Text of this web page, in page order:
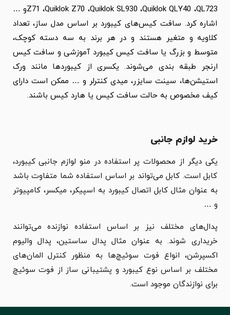
Z71 ،Quiklok Z70 ،Quiklok SL930 ،Quiklok QLY40 ،QL723و …
اشاره کرد. سافت کیس‌های کیبورد بر اساس مدل ساز، تعداد
کلاویه و متغیر هستند و در هر برند به سه دسته کوچک،
متوسط و بزرگ یا سافت کیس کیبورد آموزشی و سافت کیس
ارنجر طبقه بندی می‌شوند. یکسری از کیبوردها مانند ورک
استیشن‌ها، سینت سایزر، میدی کنترلر و … ممکن است دارای
کیف مخصوص به حالت سافت کیس یا هارد کیس باشند.
خرید لوازم جانبی
یکی دیگر از محصولات پر استفاده در منو لوازم جانبی کیبورد،
کابل است. کابل می‌تواند بر اساس استفاده شما متفاوت باشد
به عنوان مثال کابل اتصال کیبورد به اسپیکر، میکسر، کامپیوتر
و …
پدال‌های مختلف نیز بر اساس استفاده نوازنده می‌توانند
خریداری شوند. به عنوان مثال پدال ساستین، پدال والیوم
اکسپرشن، انواع فوت سوئیچ‌ها به منظور کنترل المان‌های
مختلف بر اساس نوع کیبورد و پشتیبانی ساز از فوت سوئیچ
برای نوازندگان موجود است.